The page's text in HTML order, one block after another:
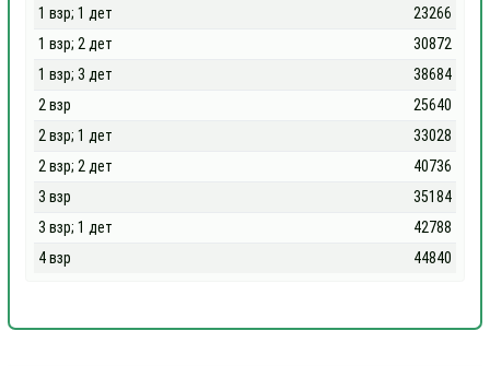
1 взр; 1 дет
23266
1 взр; 2 дет
30872
1 взр; 3 дет
38684
2 взр
25640
2 взр; 1 дет
33028
2 взр; 2 дет
40736
3 взр
35184
3 взр; 1 дет
42788
4 взр
44840